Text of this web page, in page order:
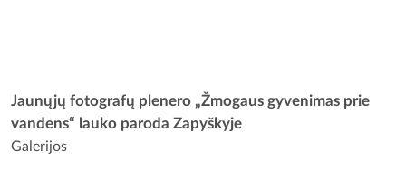
Jaunųjų fotografų plenero „Žmogaus gyvenimas prie
vandens“ lauko paroda Zapyškyje
Galerijos